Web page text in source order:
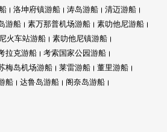
洛坤府镇游船 涛岛游船
清迈游船
游船 素万那普机场游船
素叻他尼游船
火车站游船
素叻他尼镇游船
拉克游船
考索国家公园游船
梅岛机场游船 莱雷游船
董里游船
船 达鲁岛游船
阁奈岛游船